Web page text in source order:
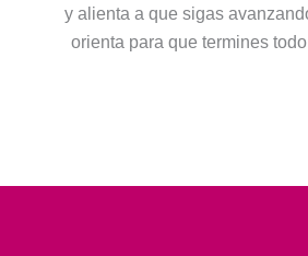
y alienta a que sigas
orienta para que termines